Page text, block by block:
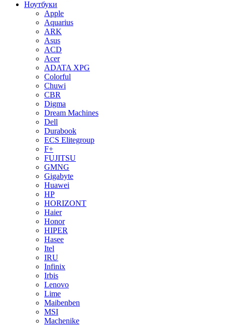
Ноутбуки
Apple
Aquarius
ARK
Asus
ACD
Acer
ADATA XPG
Colorful
Chuwi
CBR
Digma
Dream Machines
Dell
Durabook
ECS Elitegroup
F+
FUJITSU
GMNG
Gigabyte
Huawei
HP
HORIZONT
Haier
Honor
HIPER
Hasee
Itel
IRU
Infinix
Irbis
Lenovo
Lime
Maibenben
MSI
Machenike